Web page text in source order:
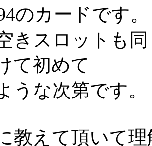
のカードです。
きスロットも
て初めて
うな次第です。
教えて頂いて